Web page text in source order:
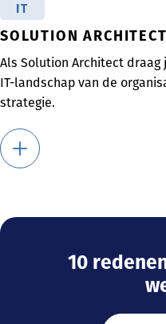
IT
SOLUTION
Als Solution Architect
IT-landschap van de
strategie.
10